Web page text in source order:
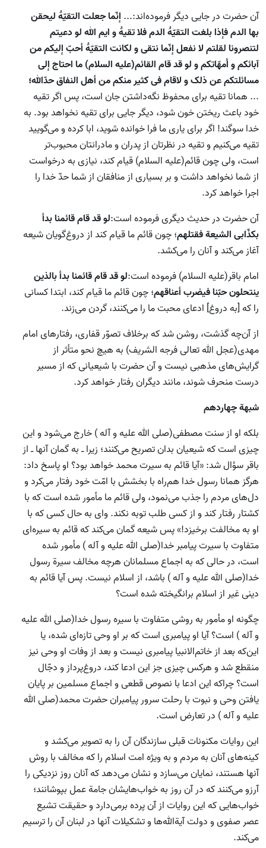
آن حضرت در جایی دیگر فرموده‌اند:... إنّما جعلت التقیّۀ لیحقن
بها الدم فإذا بلغت التقیّۀ الدم فلا تقیۀ و ایم الله لو دعیتم
لتنصرونا لقلتم لا نفعل إنّما نتقی و لکانت التقیّۀ أحبّ إلیکم من
آبائکم و اُمهّاتکم و لو قد قام القائم(علیه السلام) ما احتاج إلی
مسائلتکم عن ذلک و لاقام فی کثیر منکم من أهل النفاق حدّالله؛
... همانا تقیه برای محفوظ نگه‌داشتن جان است، پس اگر تقیه
خود باعث ریختن خون شود، دیگر جایی برای تقیه نخواهد بود. به
خدا سوگند! اگر برای یاری ما فرا خوانده شوید، ابا کرده و می‌گویید
تقیه می‌کنیم و تقیه در نظرتان از پدران و مادرانتان محبوب‌تر
است، ولی چون قائم(علیه السلام) قیام کند، نیازی به درخواست
از شما نخواهد داشت و بر بسیاری از منافقان از شما حدّ خدا را
اجرا خواهد کرد.
آن حضرت در حدیث دیگری فرموده است:لو قد قام قائمنا بدأ
بکذّابی الشیعة فقتلهم؛ چون قائم ما قیام کند از دروغ‌گویان شیعه
آغاز می‌کند و آنان را می‌کشد.
امام باقر(علیه السلام) فرموده است:لو قد قام قائمنا بدأ بالذین
ینتحلون حبّنا فیضرب أعناقهم؛ چون قائم ما قیام کند، ابتدا کسانی
را که [به دروغ] ادعای محبت ما را می‌کنند، گردن می‌زند.
از آن‌چه گذشت، روشن شد که برخلاف تصوّر قفاری، رفتارهای امام
مهدی(عجل الله تعالی فرجه الشریف) به هیچ نحو متأثر از
گرایش‌های مذهبی نیست و آن حضرت با شیعیانی که از مسیر
درست منحرف شوند، مانند دیگران رفتار خواهد کرد.
شبهة چهاردهم
بلکه او از سنت مصطفی(صلی الله علیه و آله ) خارج می‌شود و این
چیزی است که شیعیان بدان تصریح می‌کنند؛ زیرا ـ به گمان آنها ـ از
باقر سؤال شد: «آیا قائم به سیرت محمد خواهد بود؟ او پاسخ داد:
هرگز همانا رسول خدا هم‌راه با بخشش با امّت خود رفتار می‌کرد و
دل‌های مردم را جذب می‌نمود، ولی قائم ما مأمور شده است که با
کشتار رفتار کند و از کسی طلب توبه نکند. وای به حال کسی که با
او به مخالفت برخیزد!» پس شیعه گمان می‌کند که قائم به سیره‌ای
متفاوت با سیرت پیامبر خدا(صلی الله علیه و آله ) مأمور شده
است، در حالی که به اجماع مسلمانان هرچه مخالف سیرة رسول
خدا(صلی الله علیه و آله ) باشد، از اسلام نیست. پس آیا قائم به
دینی غیر از اسلام برانگیخته شده است؟
چگونه او مأمور به روشی متفاوت با سیره رسول خدا(صلی الله علیه
و آله ) است؟ آیا او پیامبری است که بر او وحی تازه‌ای شده، یا
این‌که بعد از خاتم‌الانبیا پیامبری نیست و بعد از وفات او وحی نیز
منقطع شد و هرکس چیزی جز این ادعا کند، دروغ‌پرداز و دجّال
است؟ چرا‌که این ادعا با نصوص قطعی و اجماع مسلمین بر پایان
یافتن وحی و نبوت با رحلت سرور پیامبران حضرت محمد(صلی الله
علیه و آله ) در تعارض است.
این روایات مکنونات قبلی سازندگان آن را به تصویر می‌کشد و
کینه‌های آنان به مردم و به ویژه امت اسلام را که مخالف با روش
آنها هستند، نمایان می‌سازد و نشان می‌دهد که آنان روز نزدیکی را
آرزو می‌کنند که در آن روز به خواب‌هایشان جامة عمل بپوشانند؛
خواب‌هایی که این روایات از آن پرده برمی‌دارد و حقیقت تشیع
عصر صفوی و دولت آیة‌الله‌ها و تشکیلات آنها در لبنان آن را ترسیم
می‌کند.